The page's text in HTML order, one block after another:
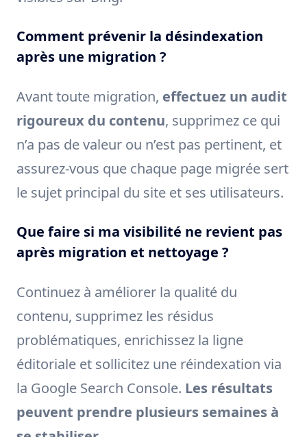
Comment prévenir la désindexation
après une migration ?
Avant toute migration, effectuez un audit
rigoureux du contenu, supprimez ce qui
n’a pas de valeur ou n’est pas pertinent, et
assurez-vous que chaque page migrée sert
le sujet principal du site et ses utilisateurs.
Que faire si ma visibilité ne revient pas
après migration et nettoyage ?
Continuez à améliorer la qualité du
contenu, supprimez les résidus
problématiques, enrichissez la ligne
éditoriale et sollicitez une réindexation via
la Google Search Console. Les résultats
peuvent prendre plusieurs semaines à